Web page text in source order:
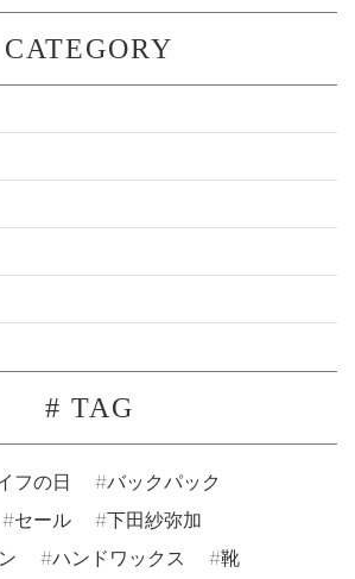
CATEGORY
# TAG
フの日
バックパック
セール
下田紗弥加
ハンドワックス
靴